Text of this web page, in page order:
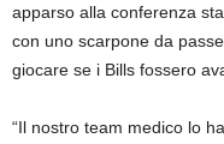
apparso alla conferenza
con uno scarpone da
giocare se i Bills fossero
“Il nostro team medico lo